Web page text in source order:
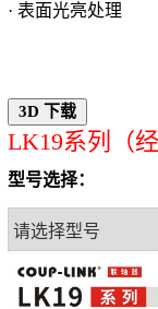
· 表面光亮处理
LK19系列（
型号选择：